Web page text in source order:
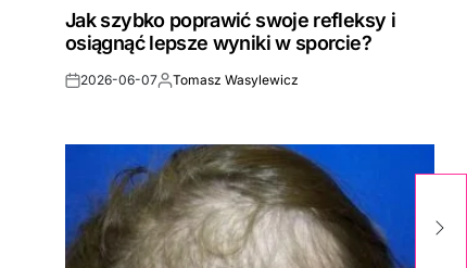
IN
Jak szybko poprawić swoje refleksy i
osiągnąć lepsze wyniki w sporcie?
Post2026-06-07By:Tomasz Wasylewicz